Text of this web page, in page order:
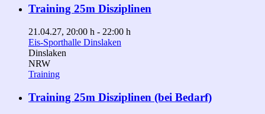
Training 25m Disziplinen
21.04.27, 20:00 h - 22:00 h
Eis-Sporthalle Dinslaken
Dinslaken
NRW
Training
Training 25m Disziplinen (bei Bedarf)